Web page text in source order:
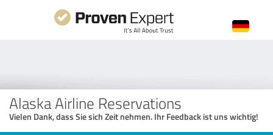
Alaska Airline Reservations
Vielen Dank, dass Sie sich Zeit nehmen. Ihr Feedback ist uns wichtig!